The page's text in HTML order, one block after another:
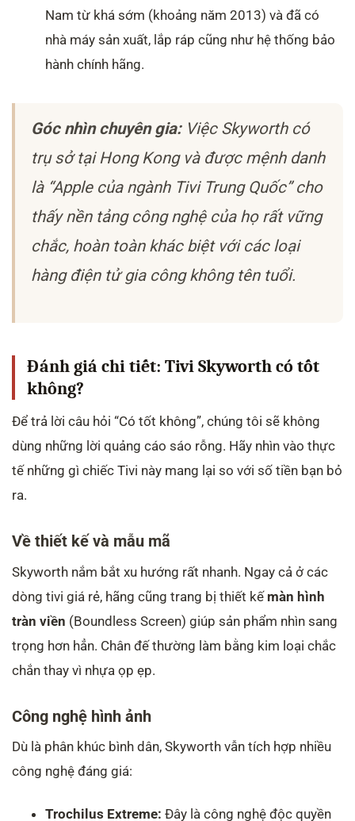
Nam từ khá sớm (khoảng năm 2013) và đã có
nhà máy sản xuất, lắp ráp cũng như hệ thống bảo
hành chính hãng.
Góc nhìn chuyên gia:Việc Skyworth có
trụ sở tại Hong Kong và được mệnh danh
là “Apple của ngành Tivi Trung Quốc” cho
thấy nền tảng công nghệ của họ rất vững
chắc, hoàn toàn khác biệt với các loại
hàng điện tử gia công không tên tuổi.
Đánh giá chi tiết: Tivi Skyworth có tốt
không?
Để trả lời câu hỏi “Có tốt không”, chúng tôi sẽ không
dùng những lời quảng cáo sáo rỗng. Hãy nhìn vào thực
tế những gì chiếc Tivi này mang lại so với số tiền bạn bỏ
ra.
Về thiết kế và mẫu mã
Skyworth nắm bắt xu hướng rất nhanh. Ngay cả ở các
dòng tivi giá rẻ, hãng cũng trang bị thiết kế màn hình
tràn viền (Boundless Screen) giúp sản phẩm nhìn sang
trọng hơn hẳn. Chân đế thường làm bằng kim loại chắc
chắn thay vì nhựa ọp ẹp.
Công nghệ hình ảnh
Dù là phân khúc bình dân, Skyworth vẫn tích hợp nhiều
công nghệ đáng giá:
Trochilus Extreme: Đây là công nghệ độc quyền